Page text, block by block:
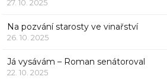
27. 10. 2025
Na pozvání starosty ve vinařství
26. 10. 2025
Já vysávám – Roman senátoroval
22. 10. 2025